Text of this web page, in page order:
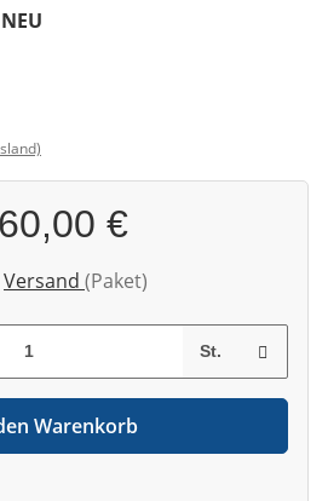
€
Versand (Paket)
St.
Warenkorb